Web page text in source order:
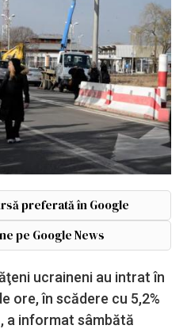
preferată în Google
pe Google News
ucraineni au intrat în
ore, în scădere cu 5,2%
a informat sâmbătă